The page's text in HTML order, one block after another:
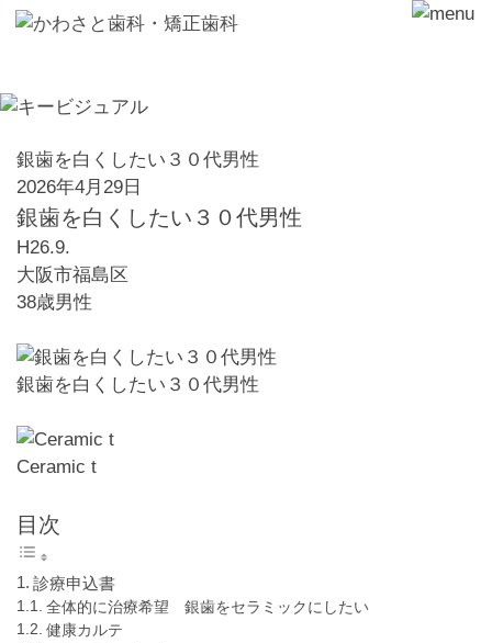
銀歯を白くしたい３０代男性
2026年4月29日
銀歯を白くしたい３０代男性
H26.9.
大阪市福島区
38歳男性
銀歯を白くしたい３０代男性
Ceramic t
目次
診療申込書
全体的に治療希望 銀歯をセラミックにしたい
健康カルテ